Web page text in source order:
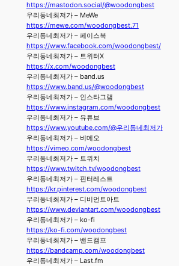
https://mastodon.social/@woodongbest
우리동네최저가 – MeWe
https://mewe.com/woodongbest.71
우리동네최저가 – 페이스북
https://www.facebook.com/woodongbest/
우리동네최저가 – 트위터X
https://x.com/woodongbest
우리동네최저가 – band.us
https://www.band.us/@woodongbest
우리동네최저가 – 인스타그램
https://www.instagram.com/woodongbest
우리동네최저가 – 유튜브
https://www.youtube.com/@우리동네최저가
우리동네최저가 – 비메오
https://vimeo.com/woodongbest
우리동네최저가 – 트위치
https://www.twitch.tv/woodongbest
우리동네최저가 – 핀터레스트
https://kr.pinterest.com/woodongbest
우리동네최저가 – 디비언트아트
https://www.deviantart.com/woodongbest
우리동네최저가 – ko-fi
https://ko-fi.com/woodongbest
우리동네최저가 – 밴드캠프
https://bandcamp.com/woodongbest
우리동네최저가 – Last.fm